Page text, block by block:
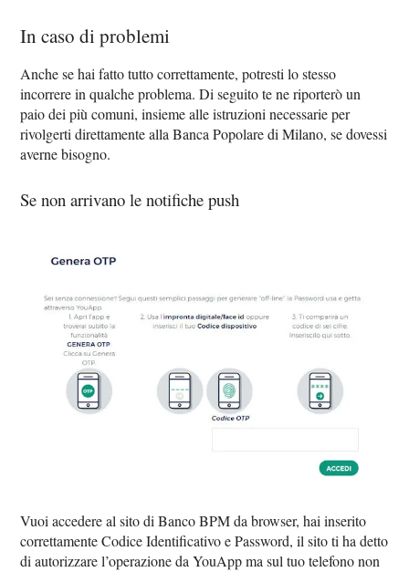
In caso di problemi
Anche se hai fatto tutto correttamente, potresti lo stesso
incorrere in qualche problema. Di seguito te ne riporterò un
paio dei più comuni, insieme alle istruzioni necessarie per
rivolgerti direttamente alla Banca Popolare di Milano, se dovessi
averne bisogno.
Se non arrivano le notifiche push
Vuoi accedere al sito di Banco BPM da browser, hai inserito
correttamente Codice Identificativo e Password, il sito ti ha detto
di autorizzare l’operazione da YouApp ma sul tuo telefono non